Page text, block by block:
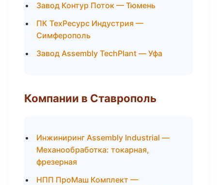
Завод Контур Поток — Тюмень
ПК ТехРесурс Индустрия —
Симферополь
Завод Assembly TechPlant — Уфа
Компании в Ставрополь
Инжиниринг Assembly Industrial —
Механообработка: токарная,
фрезерная
НПП ПроМаш Комплект —